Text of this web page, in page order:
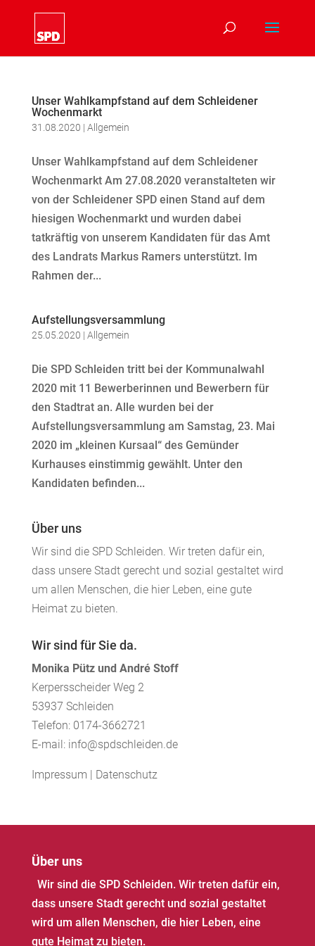
Unser Wahlkampfstand auf dem Schleidener
Wochenmarkt
31.08.2020 | Allgemein
Unser Wahlkampfstand auf dem Schleidener
Wochenmarkt Am 27.08.2020 veranstalteten wir
von der Schleidener SPD einen Stand auf dem
hiesigen Wochenmarkt und wurden dabei
tatkräftig von unserem Kandidaten für das Amt
des Landrats Markus Ramers unterstützt. Im
Rahmen der...
Aufstellungsversammlung
25.05.2020 | Allgemein
Die SPD Schleiden tritt bei der Kommunalwahl
2020 mit 11 Bewerberinnen und Bewerbern für
den Stadtrat an. Alle wurden bei der
Aufstellungsversammlung am Samstag, 23. Mai
2020 im „kleinen Kursaal“ des Gemünder
Kurhauses einstimmig gewählt. Unter den
Kandidaten befinden...
Über uns
Wir sind die SPD Schleiden. Wir treten dafür ein,
dass unsere Stadt gerecht und sozial gestaltet wird
um allen Menschen, die hier Leben, eine gute
Heimat zu bieten.
Wir sind für Sie da.
Monika Pütz und André Stoff
Kerpersscheider Weg 2
53937 Schleiden
Telefon: 0174-3662721
E-mail: info@spdschleiden.de
Impressum | Datenschutz
Über uns
Wir sind die SPD Schleiden. Wir treten dafür ein,
dass unsere Stadt gerecht und sozial gestaltet
wird um allen Menschen, die hier Leben, eine
gute Heimat zu bieten.